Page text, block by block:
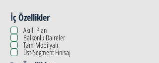
İç Özellikler
Akıllı Plan
Balkonlu Daireler
Tam Mobilyalı
Üst-Segment Finisaj